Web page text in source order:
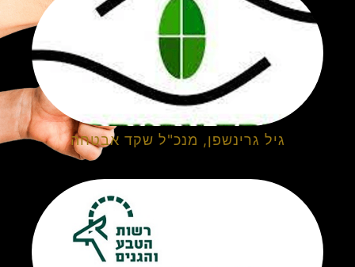
גיל גרינשפן, מנכ"ל שקד אבטחה